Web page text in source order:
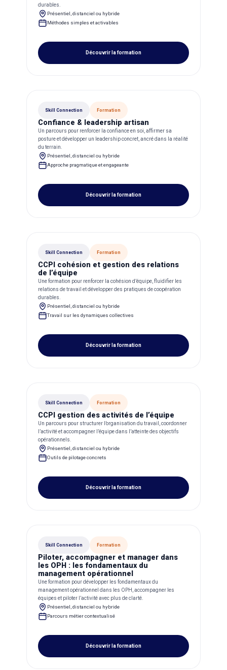
durables.
Présentiel, distanciel ou hybride
Méthodes simples et activables
Découvrir la formation
Skill Connection Formation
Confiance & leadership artisan
Un parcours pour renforcer la confiance en soi, affirmer sa
posture et développer un leadership concret, ancré dans la réalité
du terrain.
Présentiel, distanciel ou hybride
Approche pragmatique et engageante
Découvrir la formation
Skill Connection Formation
CCPI cohésion et gestion des relations
de l’équipe
Une formation pour renforcer la cohésion d’équipe, fluidifier les
relations de travail et développer des pratiques de coopération
durables.
Présentiel, distanciel ou hybride
Travail sur les dynamiques collectives
Découvrir la formation
Skill Connection Formation
CCPI gestion des activités de l’équipe
Un parcours pour structurer l’organisation du travail, coordonner
l’activité et accompagner l’équipe dans l’atteinte des objectifs
opérationnels.
Présentiel, distanciel ou hybride
Outils de pilotage concrets
Découvrir la formation
Skill Connection Formation
Piloter, accompagner et manager dans
les OPH : les fondamentaux du
management opérationnel
Une formation pour développer les fondamentaux du
management opérationnel dans les OPH, accompagner les
équipes et piloter l’activité avec plus de clarté.
Présentiel, distanciel ou hybride
Parcours métier contextualisé
Découvrir la formation